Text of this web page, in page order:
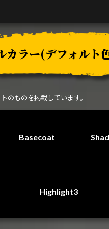
カラー(デフォルト
のものを掲載しています。
Basecoat
Highlight3